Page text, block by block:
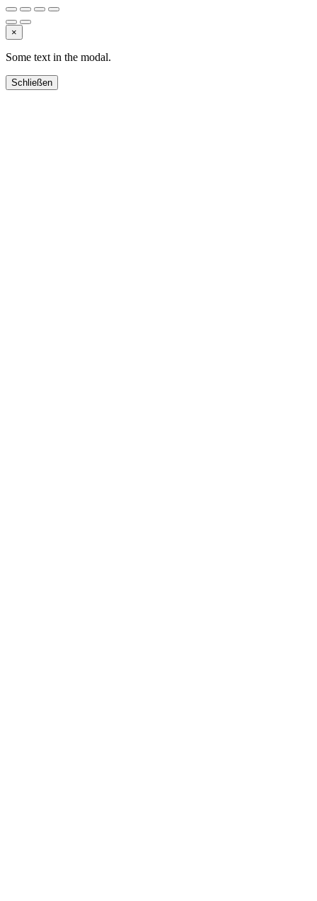
×
Some text in the modal.
Schließen